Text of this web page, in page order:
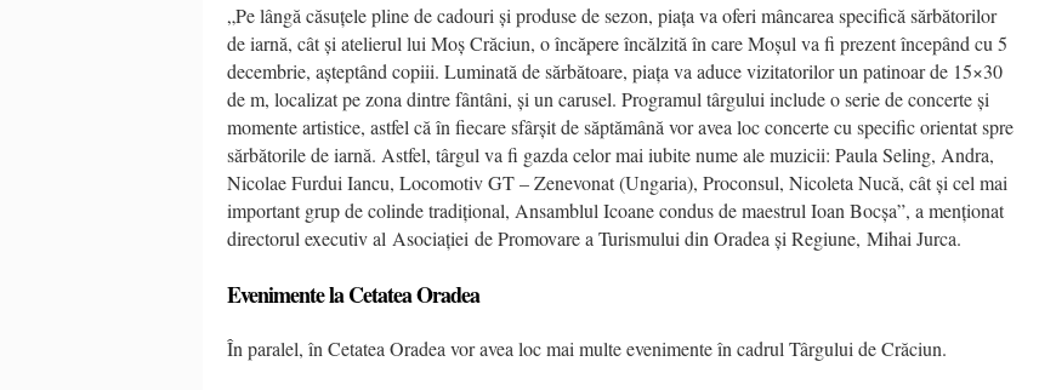
„Pe lângă căsuțele pline de cadouri și produse de sezon, piața va oferi mâncarea specifică sărbătorilor
de iarnă, cât și atelierul lui Moș Crăciun, o încăpere încălzită în care Moșul va fi prezent începând cu 5
decembrie, așteptând copiii. Luminată de sărbătoare, piața va aduce vizitatorilor un patinoar de 15×30
de m, localizat pe zona dintre fântâni, și un carusel. Programul târgului include o serie de concerte și
momente artistice, astfel că în fiecare sfârșit de săptămână vor avea loc concerte cu specific orientat spre
sărbătorile de iarnă. Astfel, târgul va fi gazda celor mai iubite nume ale muzicii: Paula Seling, Andra,
Nicolae Furdui Iancu, Locomotiv GT – Zenevonat (Ungaria), Proconsul, Nicoleta Nucă, cât și cel mai
important grup de colinde tradițional, Ansamblul Icoane condus de maestrul Ioan Bocșa”, a menționat
directorul executiv al Asociației de Promovare a Turismului din Oradea și Regiune, Mihai Jurca.
Evenimente la Cetatea Oradea
În paralel, în Cetatea Oradea vor avea loc mai multe evenimente în cadrul Târgului de Crăciun.